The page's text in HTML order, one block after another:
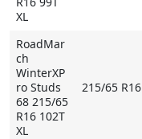
XL
RoadMar
ch
WinterXP
ro Studs
68 215/65
R16 102T
XL
215/65 R16